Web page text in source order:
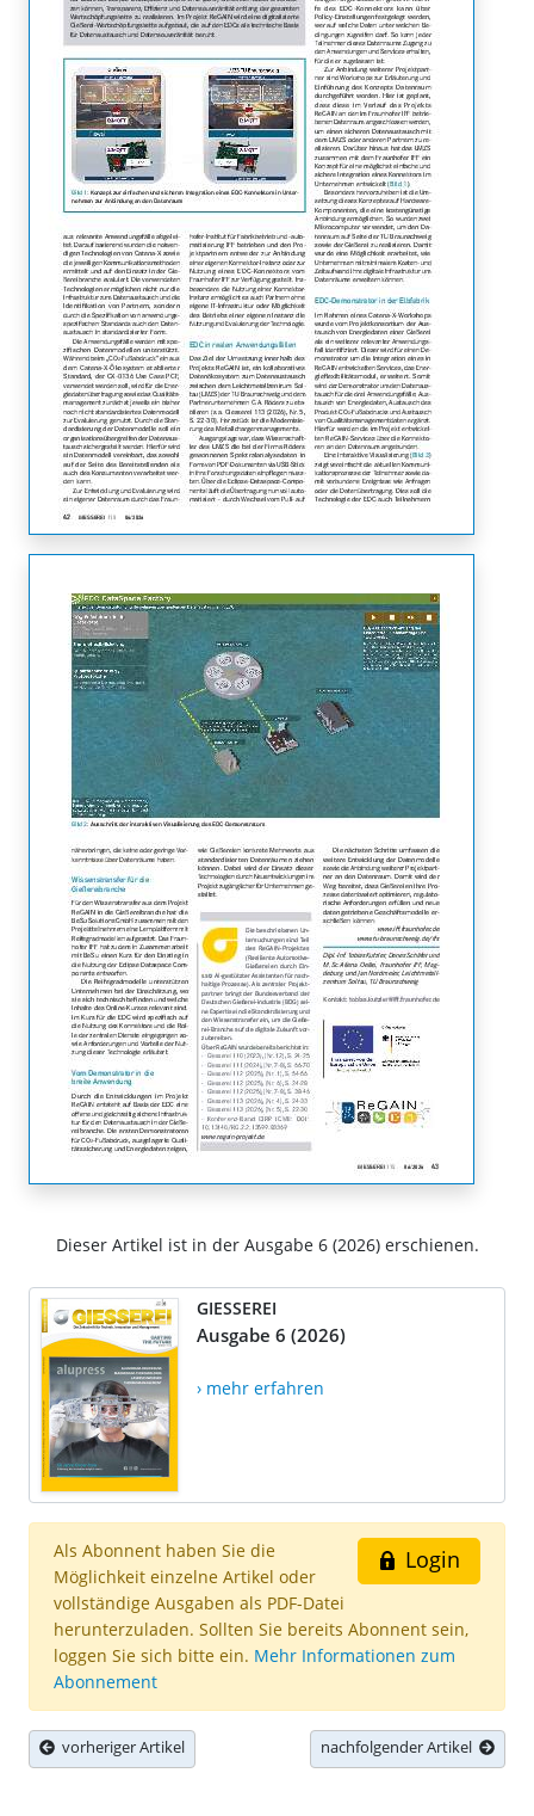
Dieser Artikel ist in der Ausgabe 6 (2026) erschienen.
GIESSEREI
Ausgabe 6 (2026)
› mehr erfahren
Login
Als Abonnent haben Sie die
Möglichkeit einzelne Artikel oder
vollständige Ausgaben als PDF-Datei
herunterzuladen. Sollten Sie bereits Abonnent sein,
loggen Sie sich bitte ein. Mehr Informationen zum
Abonnement
vorheriger Artikel nachfolgender Artikel